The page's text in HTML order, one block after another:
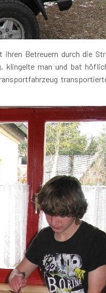
Betreuern durch die
klingelte man und bat